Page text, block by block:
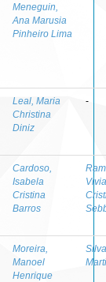
Meneguin,
Ana Marusia
Pinheiro Lima
Leal, Maria
Christina
Diniz
-
Cardoso,
Isabela
Cristina
Barros
Moreira,
Manoel
Henrique